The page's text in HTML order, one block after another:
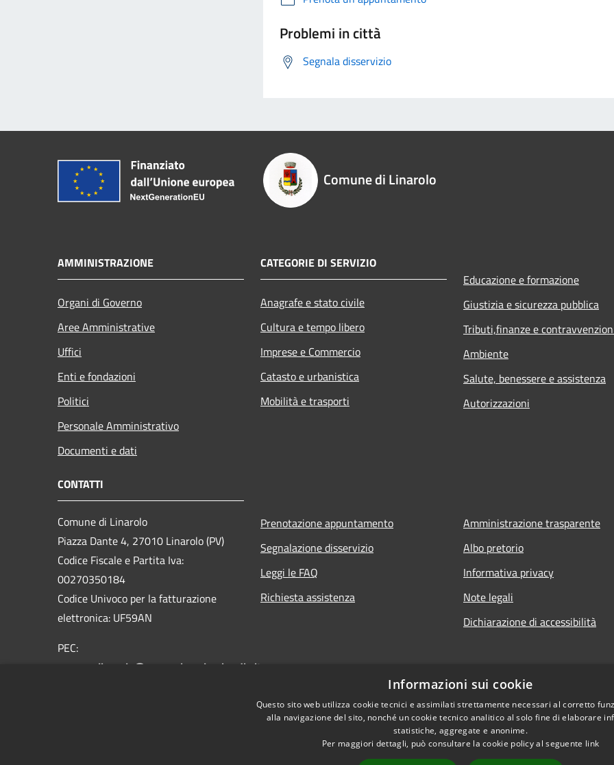
Problemi in città
Segnala disservizio
Comune di Linarolo
AMMINISTRAZIONE
Organi di Governo
Aree Amministrative
Uffici
Enti e fondazioni
Politici
Personale Amministrativo
Documenti e dati
CATEGORIE DI SERVIZIO
Anagrafe e stato civile
Cultura e tempo libero
Imprese e Commercio
Catasto e urbanistica
Mobilità e trasporti
Educazione e formazione
Giustizia e sicurezza pubblica
Tributi,finanze e
Ambiente
Salute, benessere e assistenza
Autorizzazioni
CONTATTI
Comune di Linarolo
Piazza Dante 4, 27010 Linarolo (PV)
Codice Fiscale e Partita Iva:
00270350184
Codice Univoco per la fatturazione
elettronica: UF59AN
PEC:
comune.linarolo@pec.regione.lombardia.it
Prenotazione appuntamento
Segnalazione disservizio
Leggi le FAQ
Richiesta assistenza
Amministrazione trasparente
Albo pretorio
Informativa privacy
Note legali
Dichiarazione di accessibilità
Informazioni sui cookie
Questo sito web utilizza cookie tecnici e assimilati strettamente necessari al corretto
alla navigazione del sito, nonché un cookie tecnico analitico al solo fine di elaborare
statistiche, aggregate e anonime.
Per maggiori dettagli, può consultare la cookie policy al seguente link